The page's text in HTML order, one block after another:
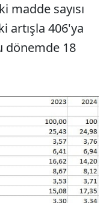
madde sayısı
artışla 406'ya
dönemde 18